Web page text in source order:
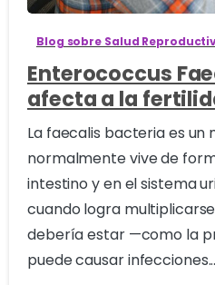
Blog sobre Salud
Enterococcus
afecta a la
La faecalis bacteria es un
normalmente vive de
intestino y en el sistema
cuando logra
debería estar —como la
puede causar infecciones...